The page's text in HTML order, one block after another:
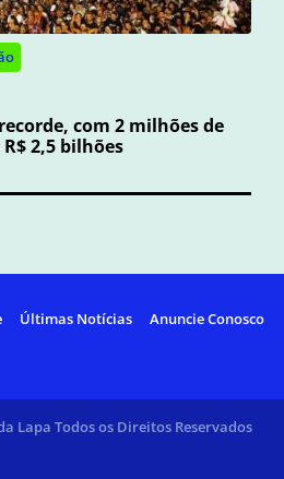
com 2 milhões de
2,5 bilhões
Últimas Notícias Anuncie Conosco
Lapa Todos os Direitos Reservados